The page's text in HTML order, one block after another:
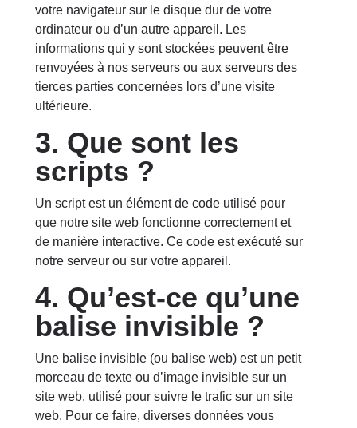
votre navigateur sur le disque dur de votre
ordinateur ou d’un autre appareil. Les
informations qui y sont stockées peuvent être
renvoyées à nos serveurs ou aux serveurs des
tierces parties concernées lors d’une visite
ultérieure.
3. Que sont les
scripts ?
Un script est un élément de code utilisé pour
que notre site web fonctionne correctement et
de manière interactive. Ce code est exécuté sur
notre serveur ou sur votre appareil.
4. Qu’est-ce qu’une
balise invisible ?
Une balise invisible (ou balise web) est un petit
morceau de texte ou d’image invisible sur un
site web, utilisé pour suivre le trafic sur un site
web. Pour ce faire, diverses données vous